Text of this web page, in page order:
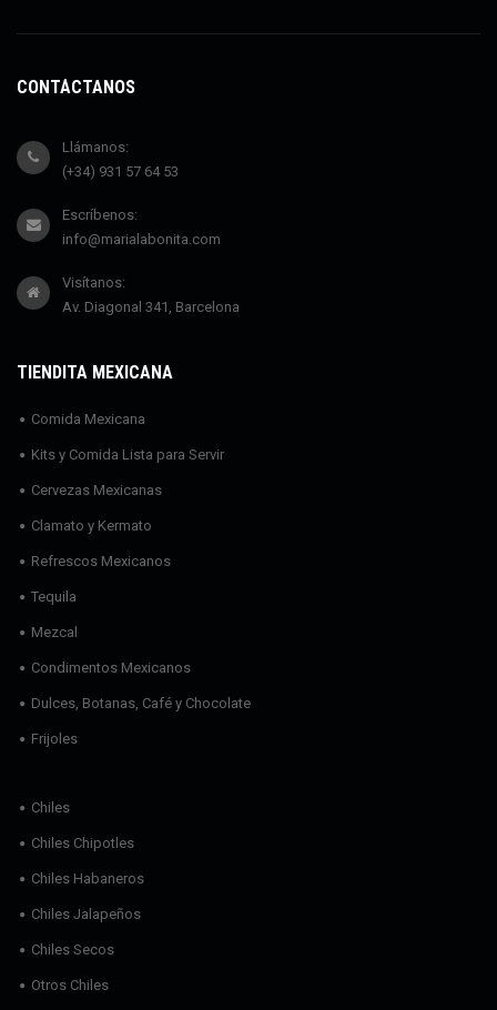
CONTÁCTANOS
Llámanos:
(+34) 931 57 64 53
Escríbenos:
info@marialabonita.com
Visítanos:
Av. Diagonal 341, Barcelona
TIENDITA MEXICANA
Comida Mexicana
Kits y Comida Lista para Servir
Cervezas Mexicanas
Clamato y Kermato
Refrescos Mexicanos
Tequila
Mezcal
Condimentos Mexicanos
Dulces, Botanas, Café y Chocolate
Frijoles
Chiles
Chiles Chipotles
Chiles Habaneros
Chiles Jalapeños
Chiles Secos
Otros Chiles